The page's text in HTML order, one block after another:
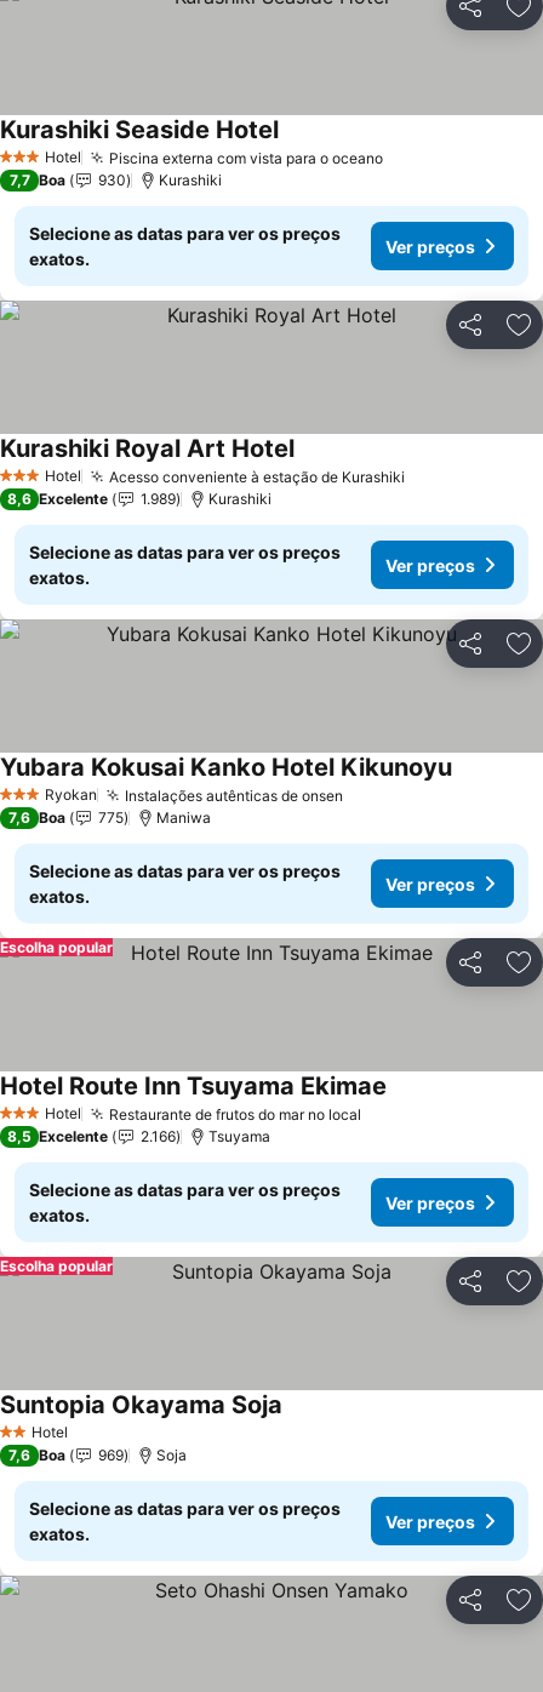
Partilhar
3 EstrelasHotel Piscina externa com vista para o oceanoVer preços
Kurashiki Seaside HotelVer preços
7,7 Boa 930 Kurashiki
Selecione as datas para ver os preços
exatos.
Ver preços
Partilhar
3 EstrelasHotel Acesso conveniente à estação de Kurashiki
Kurashiki Royal Art HotelVer preços
8,6 Excelente 1.989 Kurashiki
Selecione as datas para ver os preços
exatos.
Ver preços
Partilhar
3 EstrelasRyokan Instalações autênticas de onsen
Yubara Kokusai Kanko Hotel KikunoyuVer
7,6 Boa 775 Maniwa
Selecione as datas para ver os preços
exatos.
Ver preços
Partilhar
Escolha popular
3 EstrelasHotel Restaurante de frutos do mar no local
Hotel Route Inn Tsuyama Ekimae
8,5 Excelente 2.166 Tsuyama
Selecione as datas para ver os preços
exatos.
Ver preços
Partilhar
Escolha popular
2 Estrelas
Hotel
Suntopia Okayama Soja
7,6 Boa 969 Soja
Selecione as datas para ver os preços
exatos.
Ver preços
Partilhar